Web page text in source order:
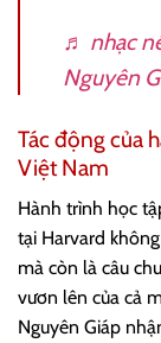
♬ nhạc
Nguyên
Tác động của
Việt Nam
Hành trình học
tại Harvard
mà còn là câu
vươn lên của cả
Nguyên Giáp